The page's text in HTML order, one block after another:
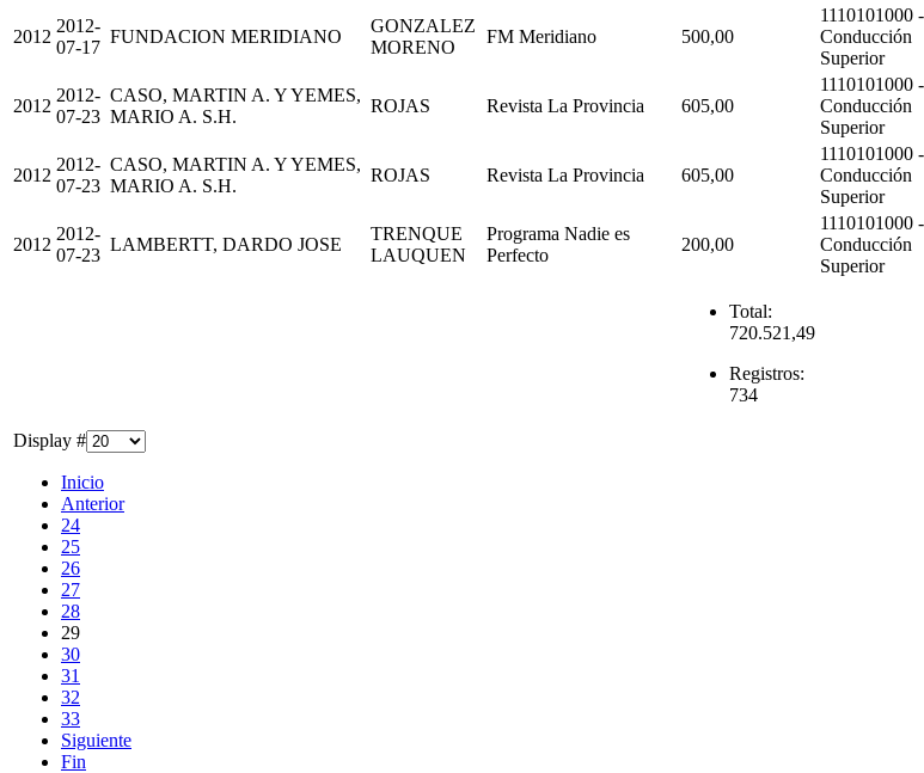
Display #
Inicio
Anterior
24
25
26
27
28
29
30
31
32
33
Siguiente
Fin
2012
2012-
07-17
FUNDACION MERIDIANO
GONZALEZ
MORENO
FM Meridiano 500,00
1110101000 -
Conducción
Superior
2012
2012-
07-23
CASO, MARTIN A. Y YEMES,
MARIO A. S.H.
ROJAS Revista La Provincia 605,00
1110101000 -
Conducción
Superior
2012
2012-
07-23
CASO, MARTIN A. Y YEMES,
MARIO A. S.H.
ROJAS Revista La Provincia 605,00
1110101000 -
Conducción
Superior
2012
2012-
07-23
LAMBERTT, DARDO JOSE
TRENQUE
LAUQUEN
Programa Nadie es
Perfecto
200,00
1110101000 -
Conducción
Superior
Total:
720.521,49
Registros:
734